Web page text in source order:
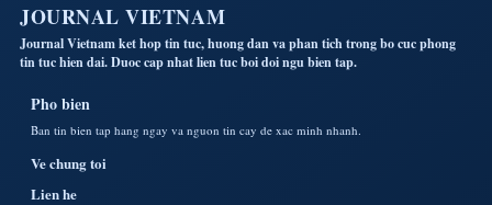
JOURNAL VIETNAM
Journal Vietnam ket hop tin tuc, huong dan va phan tich trong bo cuc phong
tin tuc hien dai. Duoc cap nhat lien tuc boi doi ngu bien tap.
Pho bien
Ban tin bien tap hang ngay va nguon tin cay de xac minh nhanh.
Ve chung toi
Lien he